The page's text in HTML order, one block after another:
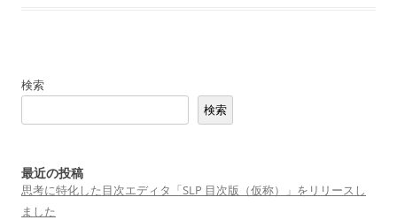
検索
検索
最近の投稿
思考に特化した目次エディタ「SLP 目次版（仮称）」をリリースし
ました